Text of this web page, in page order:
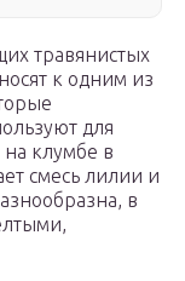
травянистых
к одним из
для
клумбе в
смесь лилии и
в